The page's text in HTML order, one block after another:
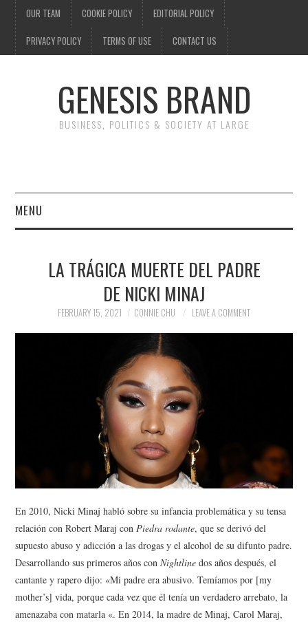
OUR TEAM COOKIE POLICY EDITORIAL POLICY
PRIVACY POLICY TERMS OF USE CONTACT US
GENESIS BRAND
BUSINESS, POLITICS & SOCIETY AT LARGE
MENU
FINANCELA TRÁGICA MUERTE DEL PADRE
DE NICKI MINAJ
FEBRUARY 15, 2021 CONNIE CHU LEAVE A COMMENT
En 2010, Nicki Minaj habló sobre su infancia problemática y su tensa
relación con Robert Maraj conPiedra rodante, que se derivó del
supuesto abuso y adicción a las drogas y el alcohol de su difunto padre.
Desarrollando sus primeros años conNightline dos años después, el
cantante y rapero dijo: «Mi padre era abusivo. Temíamos por [my
mother’s] vida, porque cada vez que él tenía un verdadero arrebato, la
amenazaba con matarla «. En 2014, la madre de Minaj, Carol Maraj,